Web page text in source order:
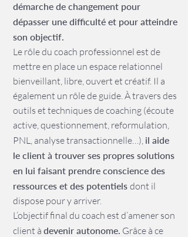
démarche de changement pour
dépasser une difficulté et pour atteindre
son objectif.
Le rôle du coach professionnel est de
mettre en place un espace relationnel
bienveillant, libre, ouvert et créatif. Il a
également un rôle de guide. À travers des
outils et techniques de coaching (écoute
active, questionnement, reformulation,
PNL, analyse transactionnelle…), il aide
le client à trouver ses propres solutions
en lui faisant prendre conscience des
ressources et des potentiels dont il
dispose pour y arriver.
L’objectif final du coach est d’amener son
client à devenir autonome. Grâce à ce